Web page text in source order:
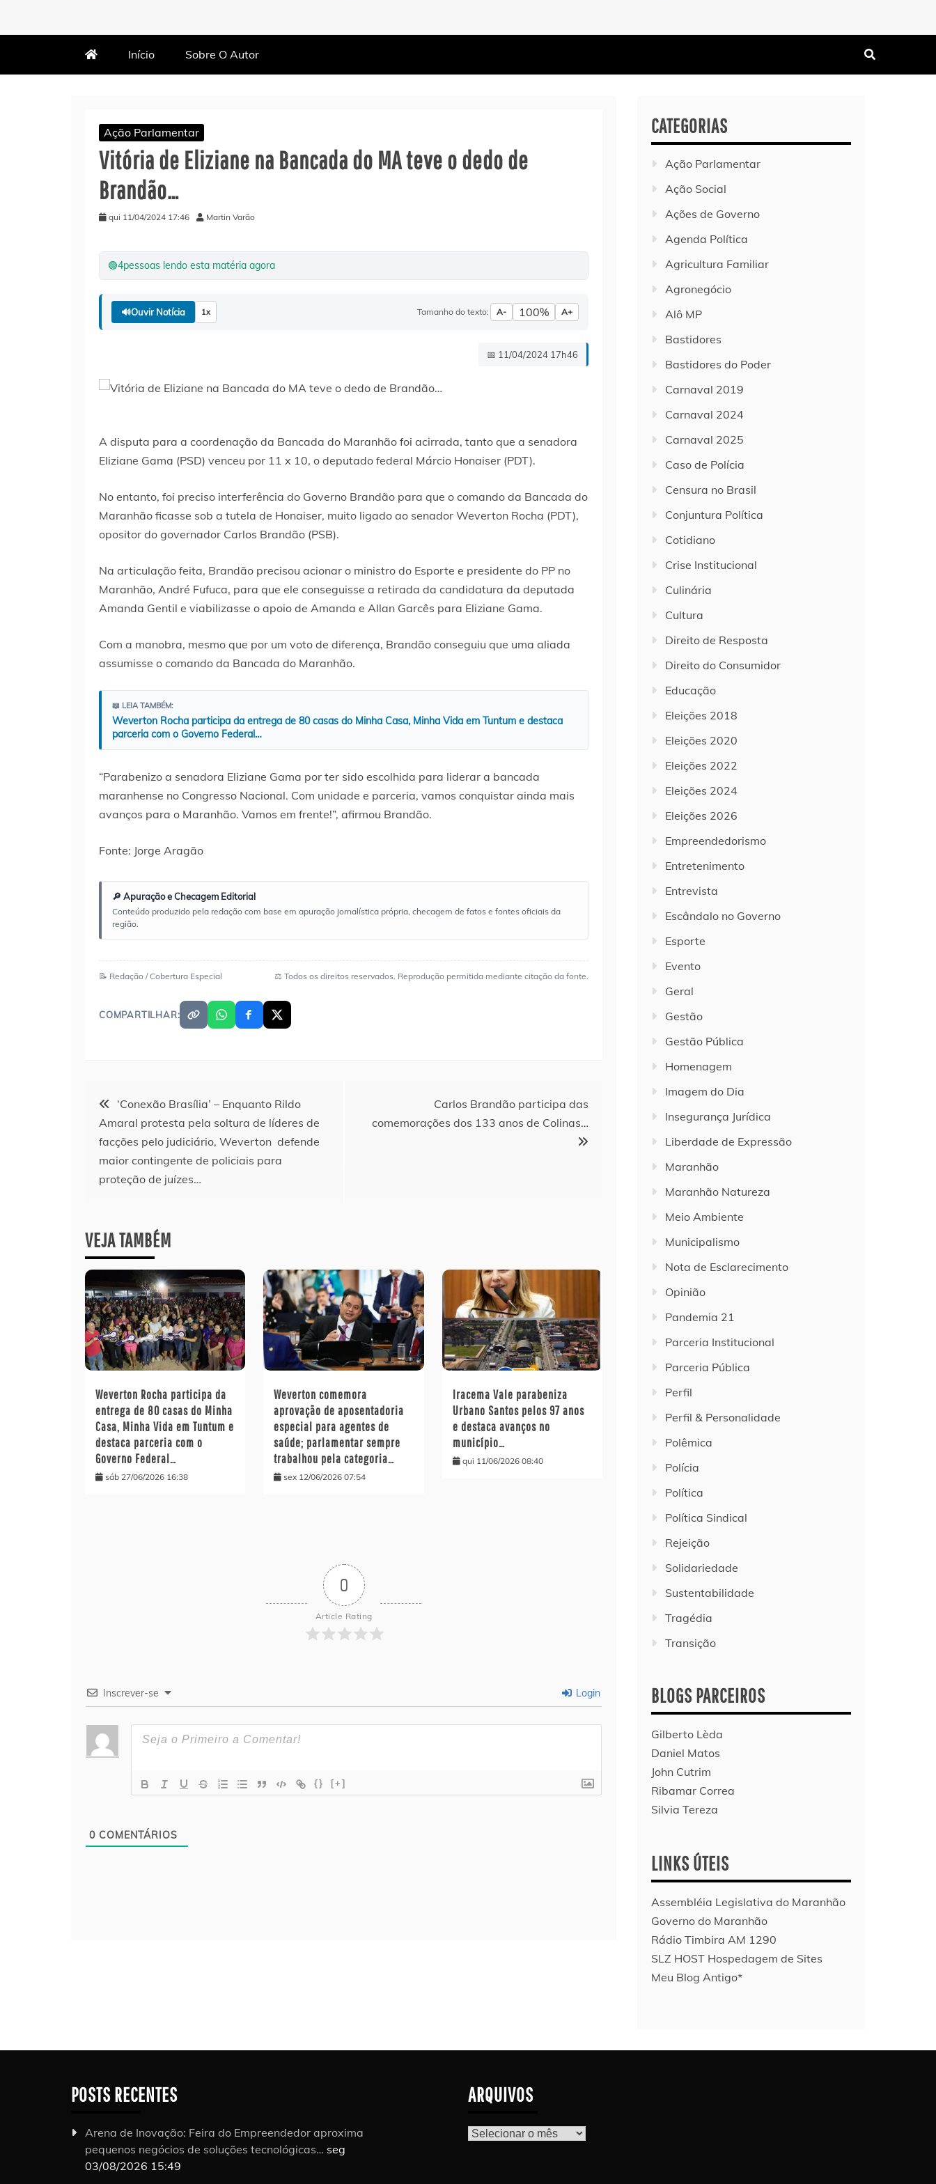
Início Sobre O Autor
Ação Parlamentar
Vitória de Eliziane na Bancada do MA teve o dedo de
Brandão…
qui 11/04/2024 17:46 Martin Varão
🟢4pessoas lendo esta matéria agora
🔊Ouvir Notícia 1x Tamanho do texto: A- 100% A+
📅 11/04/2024 17h46
A disputa para a coordenação da Bancada do Maranhão foi acirrada, tanto que a senadora
Eliziane Gama (PSD) venceu por 11 x 10, o deputado federal Márcio Honaiser (PDT).
No entanto, foi preciso interferência do Governo Brandão para que o comando da Bancada do
Maranhão ficasse sob a tutela de Honaiser, muito ligado ao senador Weverton Rocha (PDT),
opositor do governador Carlos Brandão (PSB).
Na articulação feita, Brandão precisou acionar o ministro do Esporte e presidente do PP no
Maranhão, André Fufuca, para que ele conseguisse a retirada da candidatura da deputada
Amanda Gentil e viabilizasse o apoio de Amanda e Allan Garcês para Eliziane Gama.
Com a manobra, mesmo que por um voto de diferença, Brandão conseguiu que uma aliada
assumisse o comando da Bancada do Maranhão.
📖 LEIA TAMBÉM:
Weverton Rocha participa da entrega de 80 casas do Minha Casa, Minha Vida em Tuntum e destaca
parceria com o Governo Federal…
“Parabenizo a senadora Eliziane Gama por ter sido escolhida para liderar a bancada
maranhense no Congresso Nacional. Com unidade e parceria, vamos conquistar ainda mais
avanços para o Maranhão. Vamos em frente!”, afirmou Brandão.
Fonte: Jorge Aragão
🔎 Apuração e Checagem Editorial
Conteúdo produzido pela redação com base em apuração jornalística própria, checagem de fatos e fontes oficiais da
região.
📝 Redação / Cobertura Especial ⚖️ Todos os direitos reservados. Reprodução permitida mediante citação da fonte.
COMPARTILHAR:
Navegação
de
Post
‘Conexão Brasília’ – Enquanto Rildo
Amaral protesta pela soltura de líderes de
facções pelo judiciário, Weverton defende
maior contingente de policiais para
proteção de juízes…
Carlos Brandão participa das
comemorações dos 133 anos de Colinas…
VEJA TAMBÉM
Weverton Rocha participa da
entrega de 80 casas do Minha
Casa, Minha Vida em Tuntum e
destaca parceria com o
Governo Federal…
sáb 27/06/2026 16:38
Weverton comemora
aprovação de aposentadoria
especial para agentes de
saúde; parlamentar sempre
trabalhou pela categoria…
sex 12/06/2026 07:54
Iracema Vale parabeniza
Urbano Santos pelos 97 anos
e destaca avanços no
município…
qui 11/06/2026 08:40
0
Article Rating
Inscrever-se Login
{} [+]
0 COMENTÁRIOS
CATEGORIAS
Ação Parlamentar
Ação Social
Ações de Governo
Agenda Política
Agricultura Familiar
Agronegócio
Alô MP
Bastidores
Bastidores do Poder
Carnaval 2019
Carnaval 2024
Carnaval 2025
Caso de Polícia
Censura no Brasil
Conjuntura Política
Cotidiano
Crise Institucional
Culinária
Cultura
Direito de Resposta
Direito do Consumidor
Educação
Eleições 2018
Eleições 2020
Eleições 2022
Eleições 2024
Eleições 2026
Empreendedorismo
Entretenimento
Entrevista
Escândalo no Governo
Esporte
Evento
Geral
Gestão
Gestão Pública
Homenagem
Imagem do Dia
Insegurança Jurídica
Liberdade de Expressão
Maranhão
Maranhão Natureza
Meio Ambiente
Municipalismo
Nota de Esclarecimento
Opinião
Pandemia 21
Parceria Institucional
Parceria Pública
Perfil
Perfil & Personalidade
Polêmica
Polícia
Política
Política Sindical
Rejeição
Solidariedade
Sustentabilidade
Tragédia
Transição
BLOGS PARCEIROS
Gilberto Lèda
Daniel Matos
John Cutrim
Ribamar Correa
Silvia Tereza
LINKS ÚTEIS
Assembléia Legislativa do Maranhão
Governo do Maranhão
Rádio Timbira AM 1290
SLZ HOST Hospedagem de Sites
Meu Blog Antigo*
POSTS RECENTES
Arena de Inovação: Feira do Empreendedor aproxima
pequenos negócios de soluções tecnológicas… seg
03/08/2026 15:49
ARQUIVOS
Arquivos